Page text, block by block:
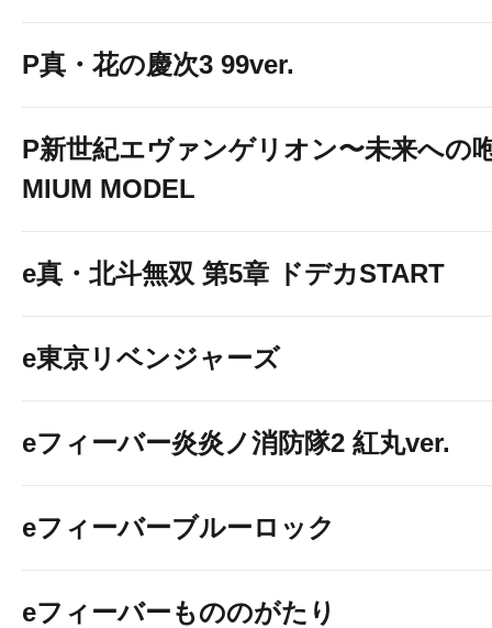
P真・花の慶次3 99ver.
P新世紀エヴァンゲリオン〜未来への
MIUM MODEL
e真・北斗無双 第5章 ドデカSTART
e東京リベンジャーズ
eフィーバー炎炎ノ消防隊2 紅丸ver.
eフィーバーブルーロック
eフィーバーもののがたり